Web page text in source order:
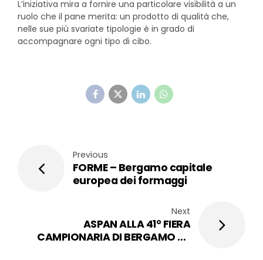
L’iniziativa mira a fornire una particolare visibilità a un
ruolo che il pane merita: un prodotto di qualità che,
nelle sue più svariate tipologie è in grado di
accompagnare ogni tipo di cibo.
Previous
FORME – Bergamo capitale
europea dei formaggi
Next
ASPAN ALLA 41° FIERA
CAMPIONARIA DI BERGAMO 30